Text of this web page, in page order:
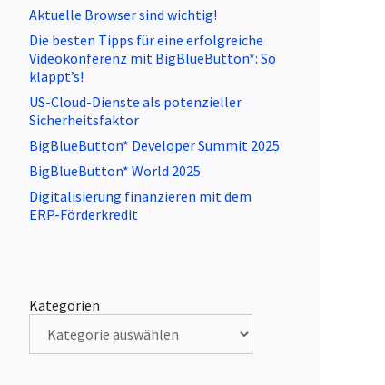
Aktuelle Browser sind wichtig!
Die besten Tipps für eine erfolgreiche
Videokonferenz mit BigBlueButton*: So
klappt’s!
US-Cloud-Dienste als potenzieller
Sicherheitsfaktor
BigBlueButton* Developer Summit 2025
BigBlueButton* World 2025
Digitalisierung finanzieren mit dem
ERP-Förderkredit
Kategorien